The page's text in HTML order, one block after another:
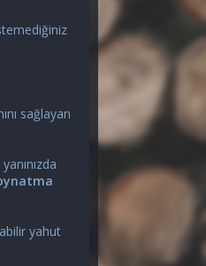
sağlayan
yahut